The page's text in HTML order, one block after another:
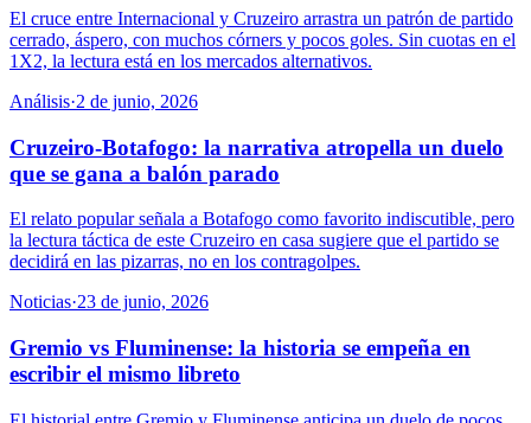
El cruce entre Internacional y Cruzeiro arrastra un patrón de partido
cerrado, áspero, con muchos córners y pocos goles. Sin cuotas en el
1X2, la lectura está en los mercados alternativos.
Análisis·2 de junio, 2026
Cruzeiro-Botafogo: la narrativa atropella un duelo
que se gana a balón parado
El relato popular señala a Botafogo como favorito indiscutible, pero
la lectura táctica de este Cruzeiro en casa sugiere que el partido se
decidirá en las pizarras, no en los contragolpes.
Noticias·23 de junio, 2026
Gremio vs Fluminense: la historia se empeña en
escribir el mismo libreto